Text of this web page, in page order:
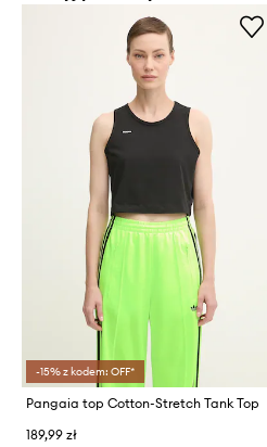
-15% z kodem: OFF*
Pangaia top Cotton-Stretch Tank Top
189,99 zł